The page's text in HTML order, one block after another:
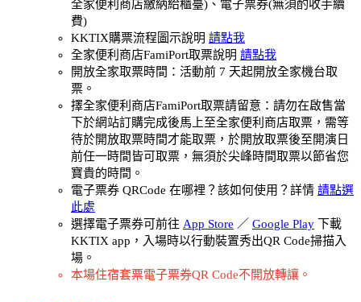
全家便利商店繳納給櫃臺)、電子票券(無須酌收手續
費)
KKTIX購票流程圖示說明 請點我
全家便利商店FamiPort取票說明 請點我
開放全家取票時間：活動前 7 天起開放全家機台取
票。
擇全家便利商店FamiPort取票請留意：請勿在啟售當
下於網站訂購完成後馬上至全家便利商店取票，需等
待於開放取票時間才能取票，於開放取票後至開演日
前任一時間皆可取票，無須於尖峰時間取票以節省您
寶貴的時間。
電子票券 QRCode 在哪裡？該如何使用？詳情 請點選
此處
選擇電子票券可前往 App Store ／ Google Play 下載
KKTIX app，入場時以行動裝置秀出QR Code掃描入
場。
本場住宿套票電子票券QR Code不開放轉讓。